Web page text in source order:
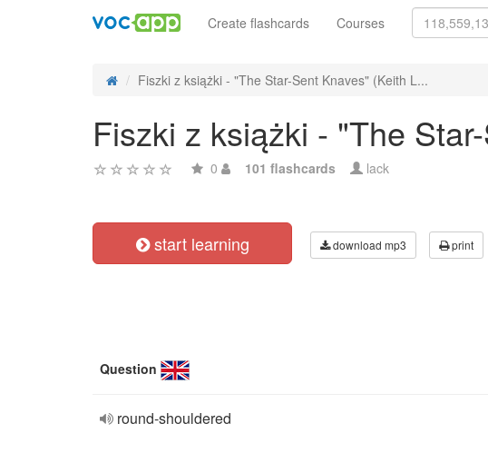
Create flashcards Courses
Fiszki z książki - "The Star-Sent Knaves" (Keith L...
Fiszki z książki - "The
0 101 flashcards lack
start learning download mp3 print
Question
round-shouldered